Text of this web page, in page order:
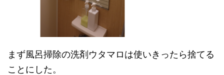
まず風呂掃除の洗剤ウタマロは使いきったら捨てる
ことにした。